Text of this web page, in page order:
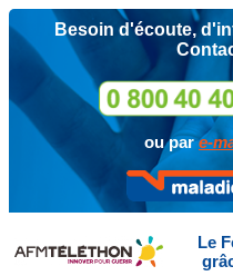
Besoin d'écoute,
ou pare-
Le